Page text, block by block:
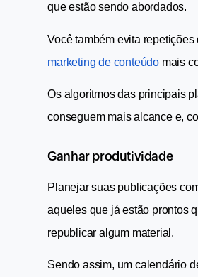
que estão sendo abordados.
Você também evita
marketing de conteúdo mais
Os algoritmos das principais
conseguem mais alcance e,
Ganhar produtividade
Planejar suas publicações
aqueles que já estão prontos
republicar algum material.
Sendo assim, um calendário